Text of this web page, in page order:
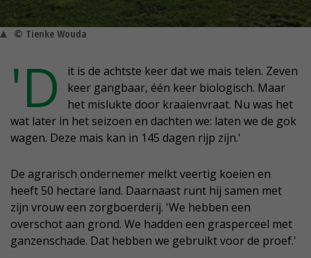
© Tienke Wouda
'D
it is de achtste keer dat we mais telen. Zeven
keer gangbaar, één keer biologisch. Maar
het mislukte door kraaienvraat. Nu was het
wat later in het seizoen en dachten we: laten we de gok
wagen. Deze mais kan in 145 dagen rijp zijn.'
De agrarisch ondernemer melkt veertig koeien en
heeft 50 hectare land. Daarnaast runt hij samen met
zijn vrouw een zorgboerderij. 'We hebben een
overschot aan grond. We hadden een grasperceel met
ganzenschade. Dat hebben we gebruikt voor de proef.'